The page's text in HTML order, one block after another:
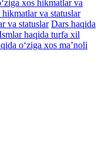
xos hikmatlar va
va statuslar
va statuslar Dars haqida
haqida turfa xil
o‘ziga xos ma’noli